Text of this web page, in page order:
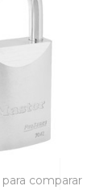
para comparar